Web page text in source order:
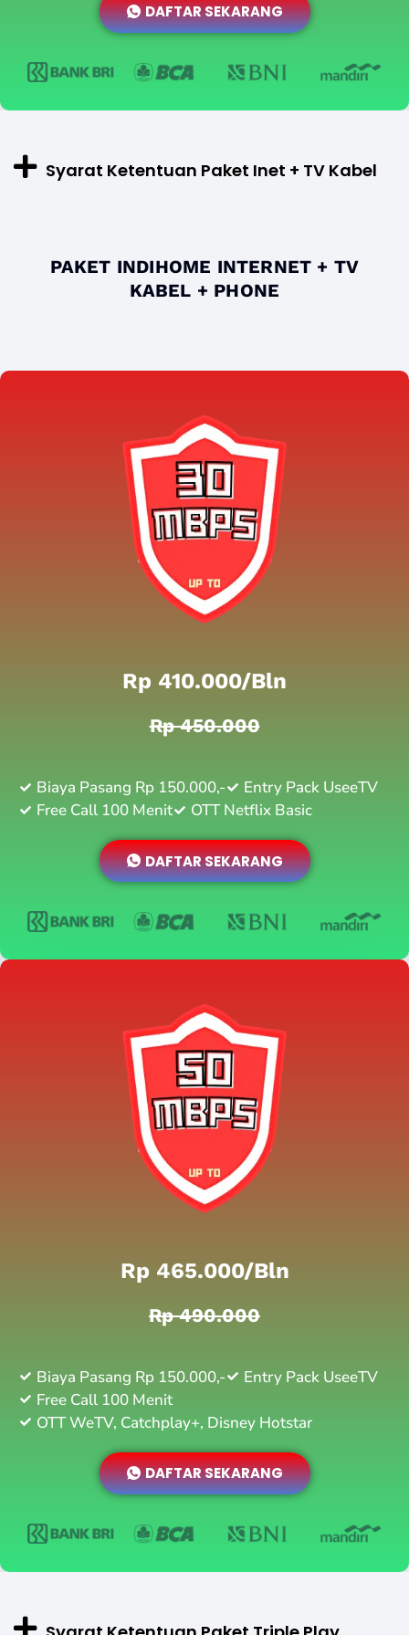
DAFTAR SEKARANG
Syarat Ketentuan Paket Inet + TV Kabel
PAKET INDIHOME INTERNET + TV
KABEL + PHONE
Rp 410.000/bln
Rp 450.000
Biaya Pasang Rp 150.000,-
Entry Pack UseeTV
Free Call 100 Menit
OTT Netflix Basic
DAFTAR SEKARANG
Rp 465.000/bln
Rp 490.000
Biaya Pasang Rp 150.000,-
Entry Pack UseeTV
Free Call 100 Menit
OTT WeTV, Catchplay+, Disney Hotstar
DAFTAR SEKARANG